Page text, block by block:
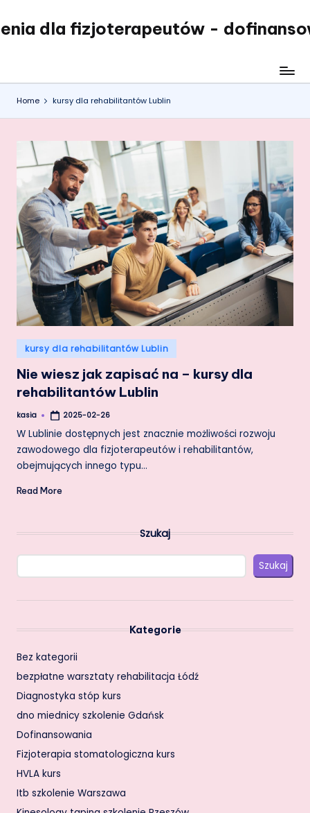
Skip
dla fizjoterapeutów -
Home kursy dla rehabilitantów Lublin
Posted
in
kursy dla rehabilitantów Lublin
Nie wiesz jak zapisać na – kursy dla
rehabilitantów Lublin
Posted
kasia 2025-02-26
W Lublinie dostępnych jest znacznie możliwości rozwoju
zawodowego dla fizjoterapeutów i rehabilitantów,
obejmujących innego typu…
Read More
Szukaj
Szukaj
Kategorie
Bez kategorii
bezpłatne warsztaty rehabilitacja Łódź
Diagnostyka stóp kurs
dno miednicy szkolenie Gdańsk
Dofinansowania
Fizjoterapia stomatologiczna kurs
HVLA kurs
Itb szkolenie Warszawa